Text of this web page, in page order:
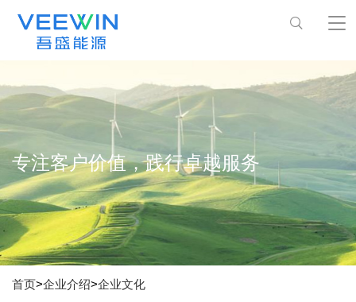
专注客户价值，践行卓越服务
首页>企业介绍>企业文化